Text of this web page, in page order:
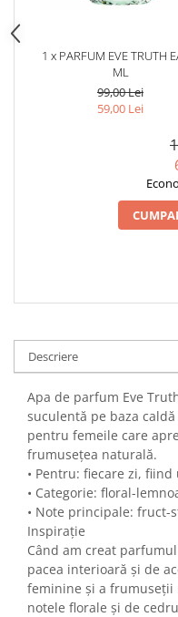
1 x PARFUM EVE TRUTH
ML
99,00 Lei
59,00 Lei
Descriere
Apa de parfum Eve
suculentă pe baza
pentru femeile care
frumusețea naturală.
• Pentru: fiecare zi,
• Categorie: floral-
• Note principale: fruct-
Inspirație
Când am creat
pacea interioară și de
feminine și a frumuseții
notele florale și de